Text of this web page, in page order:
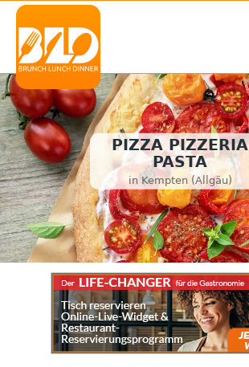
PIZZA PIZZERIA
PASTA
in Kempten (Allgäu)